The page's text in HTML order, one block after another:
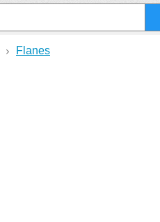
Flanes